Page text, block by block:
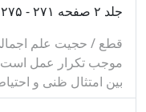
مقصد مى‌باشند.
مقصد ششم، شامل
آن، ظن و انواع آن
جلد ۲ صفحه ۲۷۱ - ۲۷۵
قطع / حجیت علم
موجب تکرار عمل است /
بین امتثال ظنی و